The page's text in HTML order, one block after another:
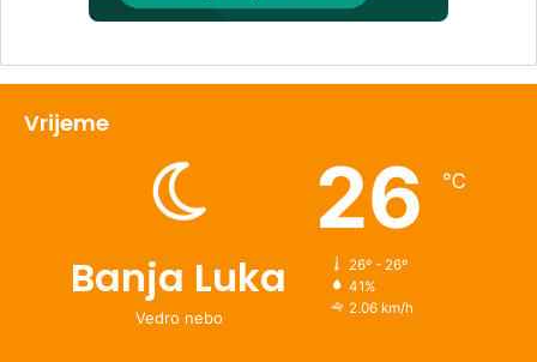
Vrijeme
Banja Luka
Vedro nebo
26 ℃
26º - 26º
41%
2.06 km/h